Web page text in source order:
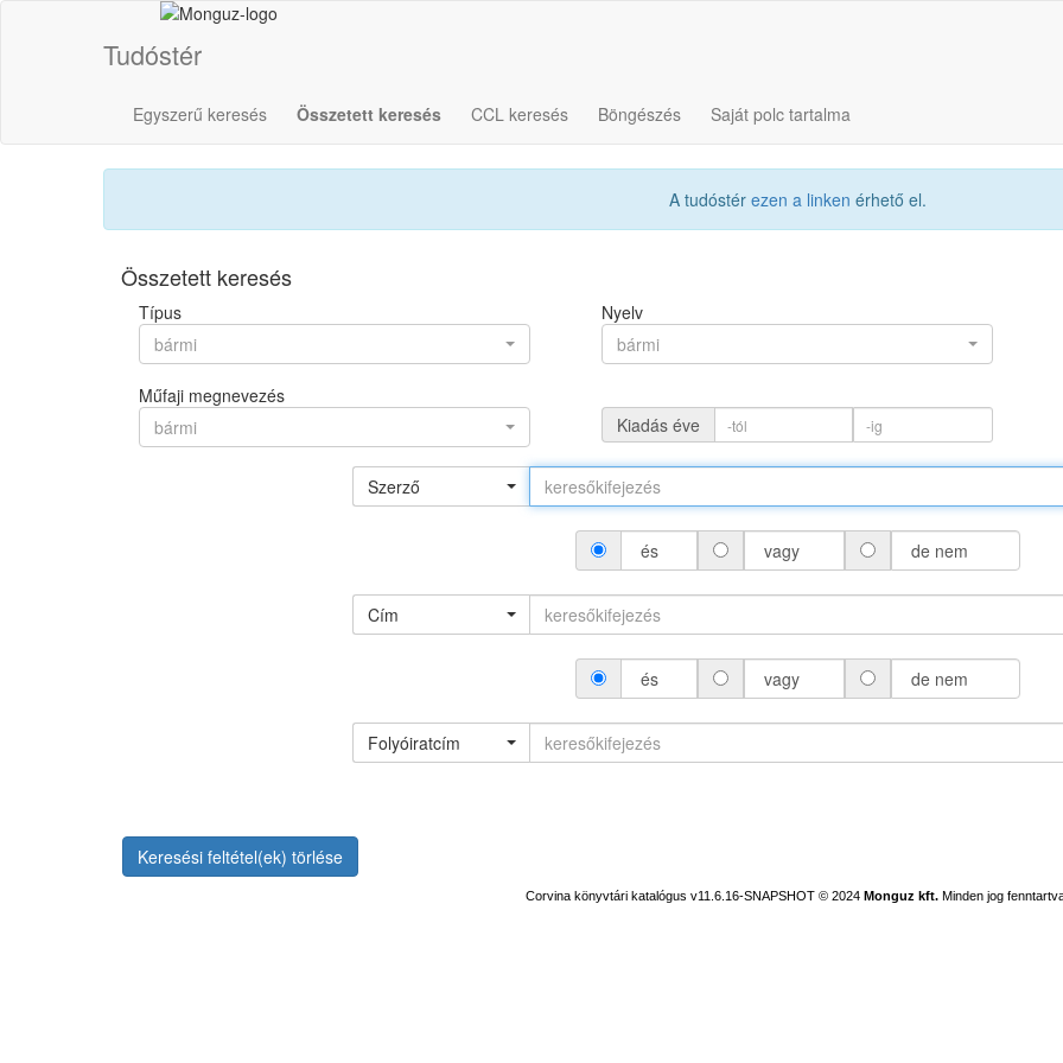
Tudóstér
Egyszerű keresés Összetett keresés CCL keresés Böngészés Saját polc tartalma
A tudóstér ezen a linken érhető el.
Összetett keresés
Típus
bármi
Nyelv
bármi
Műfaji megnevezés
bármi
Kiadás éve
Szerző
és vagy de nem
Cím
és vagy de nem
Folyóiratcím
Keresési feltétel(ek) törlése
Corvina könyvtári katalógus v11.6.16-SNAPSHOT © 2024 Monguz kft. Minden jog